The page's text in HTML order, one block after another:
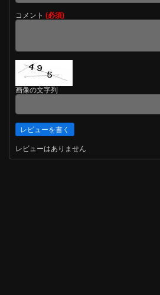
コメント (必須)
画像の文字列
レビューはありません